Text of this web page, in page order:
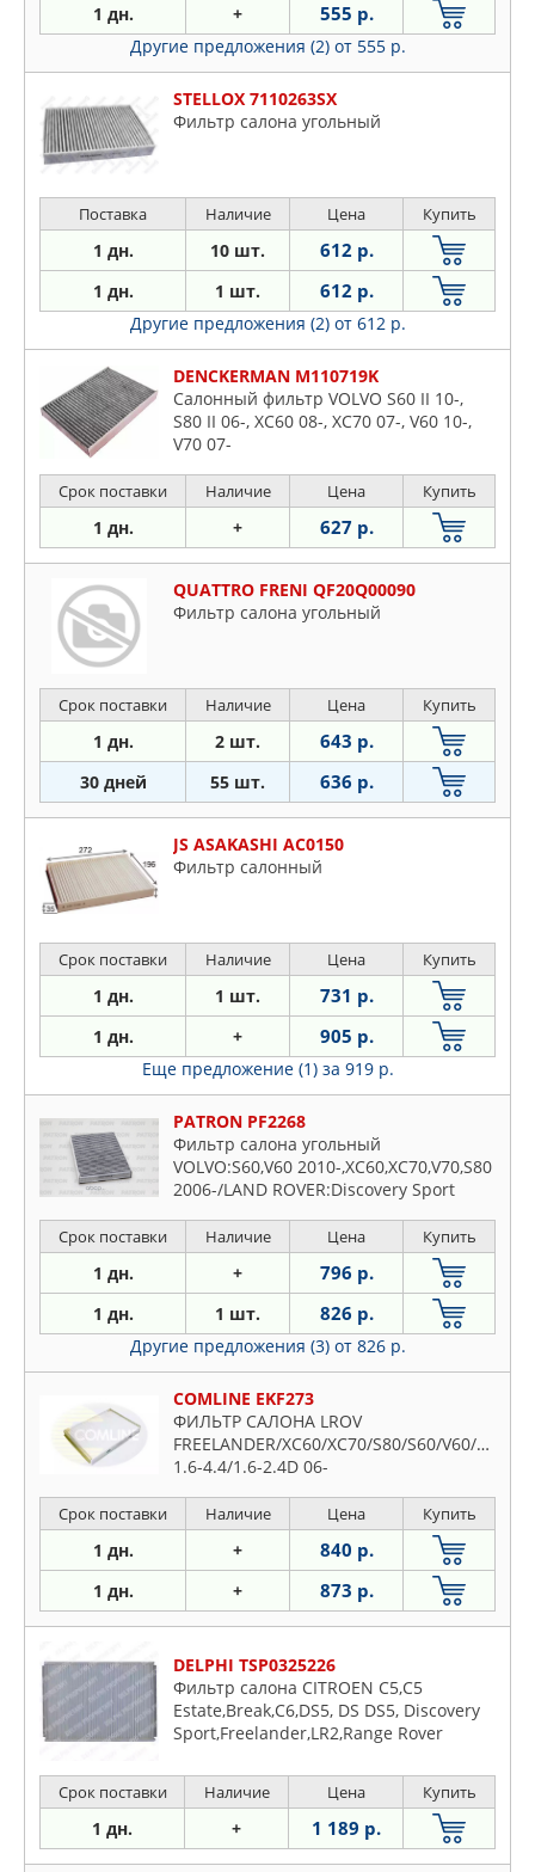
1 дн. + 555 р.
Другие предложения (2) от 555 р.
STELLOX 7110263SX
Фильтр салона угольный
Поставка Наличие Цена Купить
1 дн. 10 шт. 612 р.
1 дн. 1 шт. 612 р.
Другие предложения (2) от 612 р.
DENCKERMAN M110719K
Салонный фильтр VOLVO S60 II 10-,
S80 II 06-, XC60 08-, XC70 07-, V60 10-,
V70 07-
Срок поставки Наличие Цена Купить
1 дн. + 627 р.
QUATTRO FRENI QF20Q00090
Фильтр салона угольный
Срок поставки Наличие Цена Купить
1 дн. 2 шт. 643 р.
30 дней 55 шт. 636 р.
JS ASAKASHI AC0150
Фильтр салонный
Срок поставки Наличие Цена Купить
1 дн. 1 шт. 731 р.
1 дн. + 905 р.
Еще предложение (1) за 919 р.
PATRON PF2268
Фильтр салона угольный
VOLVO:S60,V60 2010-,XC60,XC70,V70,S80
2006-/LAND ROVER:Discovery Sport
Evoque 2011-
Срок поставки Наличие Цена Купить
1 дн. + 796 р.
1 дн. 1 шт. 826 р.
Другие предложения (3) от 826 р.
COMLINE EKF273
ФИЛЬТР САЛОНА LROV
FREELANDER/XC60/XC70/S80/S60/V60/V70
1.6-4.4/1.6-2.4D 06-
Срок поставки Наличие Цена Купить
1 дн. + 840 р.
1 дн. + 873 р.
DELPHI TSP0325226
Фильтр салона CITROEN C5,C5
Estate,Break,C6,DS5, DS DS5, Discovery
Sport,Freelander,LR2,Range Rover
Срок поставки Наличие Цена Купить
1 дн. + 1 189 р.